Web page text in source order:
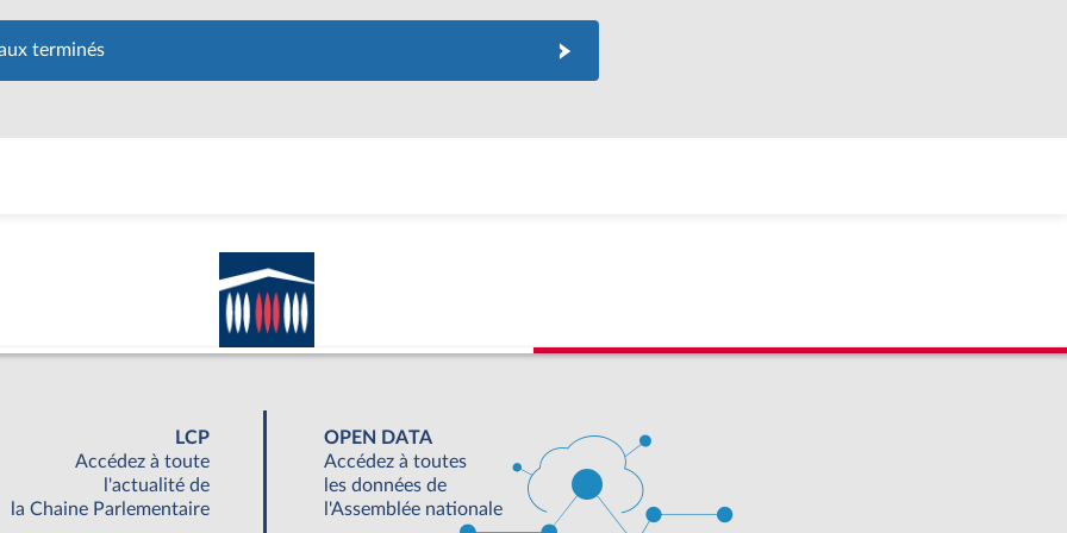
terminés
LCP
Accédez à toute
l'actualité de
la Chaine Parlementaire
OPEN DATA
Accédez à toutes
les données de
l'Assemblée nationale